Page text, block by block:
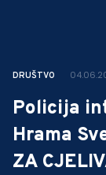
DRUŠTVO
Policija
Hrama
ZA